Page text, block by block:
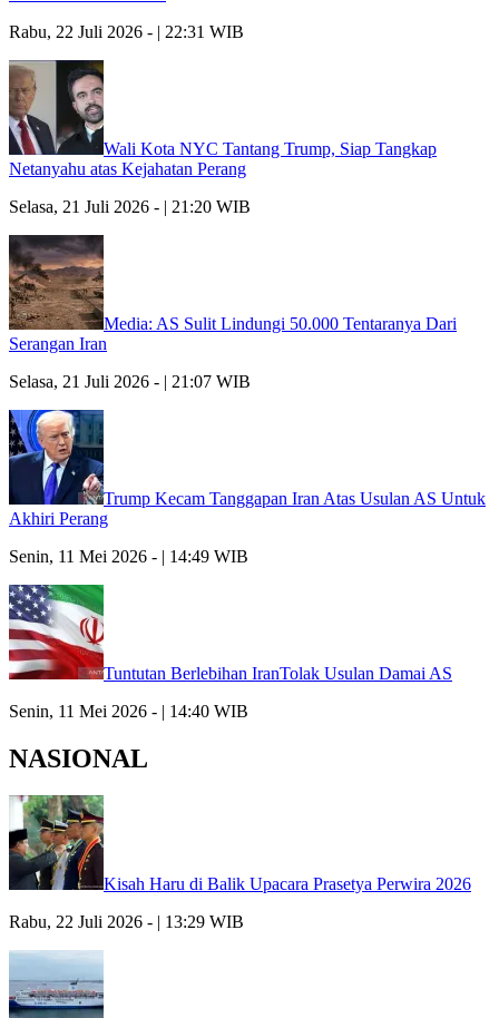
Rabu, 22 Juli 2026 - | 22:31 WIB
Wali Kota NYC Tantang Trump, Siap Tangkap
Netanyahu atas Kejahatan Perang
Selasa, 21 Juli 2026 - | 21:20 WIB
Media: AS Sulit Lindungi 50.000 Tentaranya Dari
Serangan Iran
Selasa, 21 Juli 2026 - | 21:07 WIB
Trump Kecam Tanggapan Iran Atas Usulan AS Untuk
Akhiri Perang
Senin, 11 Mei 2026 - | 14:49 WIB
Tuntutan Berlebihan IranTolak Usulan Damai AS
Senin, 11 Mei 2026 - | 14:40 WIB
NASIONAL
Kisah Haru di Balik Upacara Prasetya Perwira 2026
Rabu, 22 Juli 2026 - | 13:29 WIB